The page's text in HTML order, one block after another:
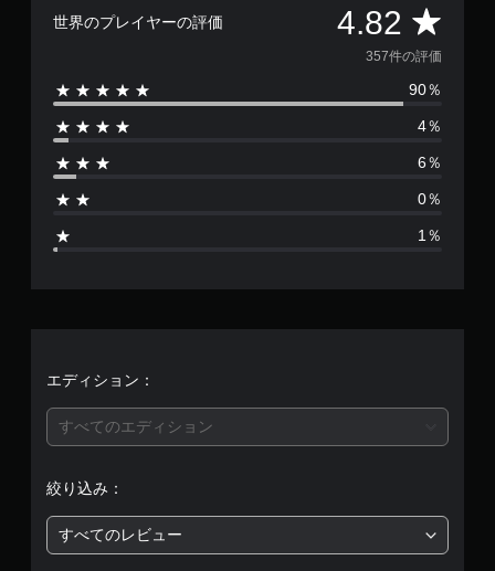
世界のプレイヤーの評価 4.82 評
価
数
は
5
は
5
357件の評価
90％
4％
6％
0％
1％
エディション：
すべてのエディション
絞り込み：
すべてのレビュー